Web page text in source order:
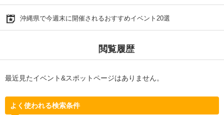
沖縄県で今週末に開催されるおすすめイベント20選
閲覧履歴
最近見たイベント&スポットページはありません。
よく使われる検索条件